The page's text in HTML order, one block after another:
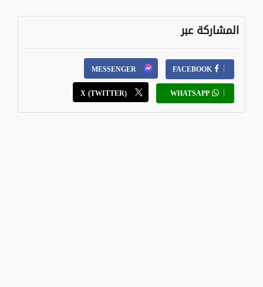
المشاركة عبر
FACEBOOK
MESSENGER
WHATSAPP
X (TWITTER)